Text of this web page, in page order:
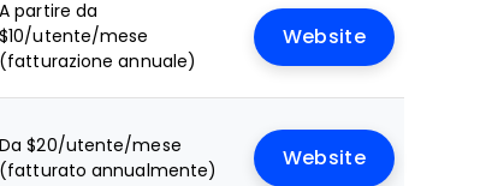
A partire da
$10/utente/mese
(fatturazione annuale)
Website
Da $20/utente/mese
(fatturato annualmente)
Website